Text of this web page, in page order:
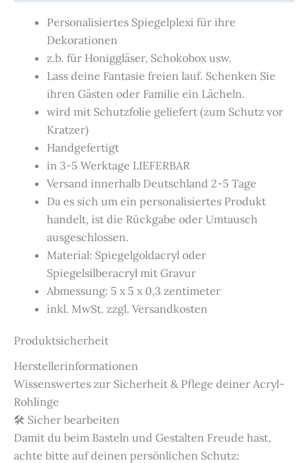
Personalisiertes Spiegelplexi für ihre
Dekorationen
z.b. für Honiggläser, Schokobox usw.
Lass deine Fantasie freien lauf. Schenken Sie
ihren Gästen oder Familie ein Lächeln.
wird mit Schutzfolie geliefert (zum Schutz vor
Kratzer)
Handgefertigt
in 3-5 Werktage LIEFERBAR
Versand innerhalb Deutschland 2-5 Tage
Da es sich um ein personalisiertes Produkt
handelt, ist die Rückgabe oder Umtausch
ausgeschlossen.
Material: Spiegelgoldacryl oder
Spiegelsilberacryl mit Gravur
Abmessung: 5 x 5 x 0,3 zentimeter
inkl. MwSt. zzgl. Versandkosten
Produktsicherheit
Herstellerinformationen
Wissenswertes zur Sicherheit & Pflege deiner Acryl-
Rohlinge
🛠️ Sicher bearbeiten
Damit du beim Basteln und Gestalten Freude hast,
achte bitte auf deinen persönlichen Schutz: